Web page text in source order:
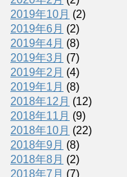
2019年10月 (2)
2019年6月 (2)
2019年4月 (8)
2019年3月 (7)
2019年2月 (4)
2019年1月 (8)
2018年12月 (12)
2018年11月 (9)
2018年10月 (22)
2018年9月 (8)
2018年8月 (2)
2018年7月 (7)